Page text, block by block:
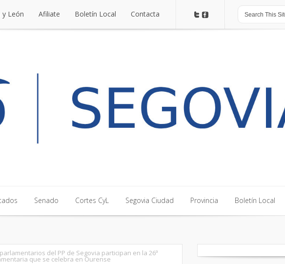
y León Afiliate Boletín Local Contacta
Senado Cortes CyL Segovia Ciudad Provincia Boletín Local
del PP de Segovia participan en la 26ª
que se celebra en Ourense